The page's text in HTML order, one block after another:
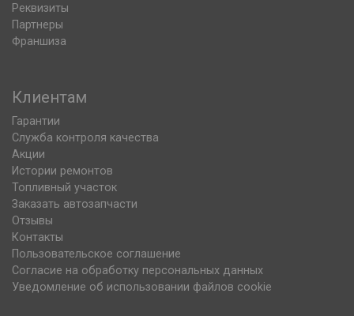
Реквизиты
Партнеры
Франшиза
Клиентам
Гарантии
Служба контроля качества
Акции
Истории ремонтов
Топливный участок
Заказать автозапчасти
Отзывы
Контакты
Пользовательское соглашение
Согласие на обработку персональных данных
Уведомление об использовании файлов cookie